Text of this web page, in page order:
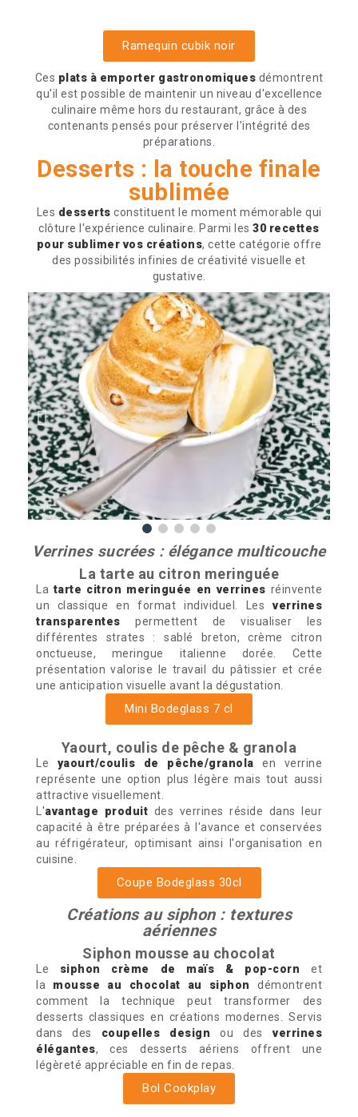
Ramequin cubik noir
Ces plats à emporter gastronomiques démontrent
qu'il est possible de maintenir un niveau d'excellence
culinaire même hors du restaurant, grâce à des
contenants pensés pour préserver l'intégrité des
préparations.
Desserts : la touche finale
sublimée
Les desserts constituent le moment mémorable qui
clôture l'expérience culinaire. Parmi les30 recettes
pour sublimer vos créations, cette catégorie offre
des possibilités infinies de créativité visuelle et
gustative.
Verrines sucrées : élégance multicouche
La tarte au citron meringuée
La tarte citron meringuée en verrines réinvente
un classique en format individuel. Les verrines
transparentes permettent de visualiser les
différentes strates : sablé breton, crème citron
onctueuse, meringue italienne dorée. Cette
présentation valorise le travail du pâtissier et crée
une anticipation visuelle avant la dégustation.
Mini Bodeglass 7 cl
Yaourt, coulis de pêche & granola
Le yaourt/coulis de pêche/granola en verrine
représente une option plus légère mais tout aussi
attractive visuellement.
L'avantage produit des verrines réside dans leur
capacité à être préparées à l'avance et conservées
au réfrigérateur, optimisant ainsi l'organisation en
cuisine.
Coupe Bodeglass 30cl
Créations au siphon : textures
aériennes
Siphon mousse au chocolat
Le siphon crème de maïs & pop-corn et
la mousse au chocolat au siphon
démontrent
comment la technique peut transformer des
desserts classiques en créations modernes. Servis
dans des coupelles design ou desverrines
élégantes, ces desserts aériens offrent une
légèreté appréciable en fin de repas.
Bol Cookplay